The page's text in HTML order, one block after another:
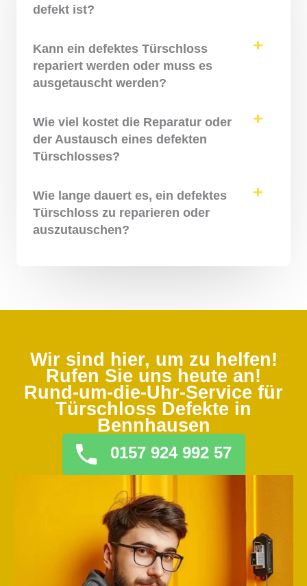
defekt ist?
Kann ein defektes Türschloss
repariert werden oder muss es
ausgetauscht werden?
Wie viel kostet die Reparatur oder
der Austausch eines defekten
Türschlosses?
Wie lange dauert es, ein defektes
Türschloss zu reparieren oder
auszutauschen?
Wir sind hier, um zu helfen!
Rufen Sie uns heute an!
Rund-um-die-Uhr-Service für
Türschloss Defekte in
Bennhausen
0157 924 992 57